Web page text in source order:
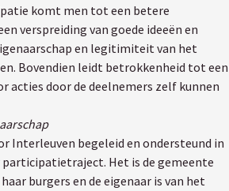
komt men tot een betere
verspreiding van goede ideeën en
en legitimiteit van het
Bovendien leidt betrokkenheid tot een
acties door de deelnemers zelf kunnen
Interleuven begeleid en ondersteund in
participatietraject. Het is de gemeente
burgers en de eigenaar is van het